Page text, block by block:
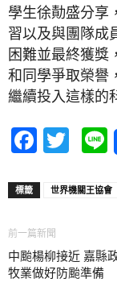
學生徐勣盛分享
習以及與團隊成
困難並最終獲獎
和同學爭取榮譽
繼續投入這樣的
標籤 世界機關王協會
前一篇新聞
中颱楊柳接近 嘉縣
牧業做好防颱準備